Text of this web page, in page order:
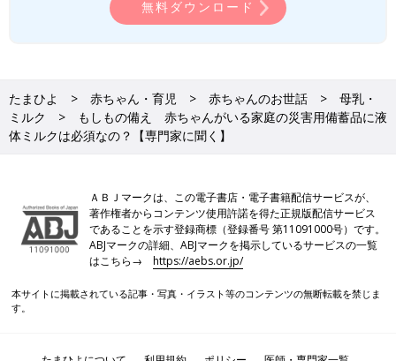
全災害対応! 子連れ防災BOOK 1223人の被災ママパパと作りまし
無料ダウンロード
たまひよ 赤ちゃん・育児 赤ちゃんのお世話
母乳・
ミルク
もしもの備え 赤ちゃんがいる家庭の災害用備蓄品に液
体ミルクは必須なの？【専門家に聞く】
ＡＢＪマークは、この電子書店・電子書籍配信サービスが、
著作権者からコンテンツ使用許諾を得た正規版配信サービス
であることを示す登録商標（登録番号 第11091000号）です。
ABJマークの詳細、ABJマークを掲示しているサービスの一覧
はこちら→https://aebs.or.jp/
本サイトに掲載されている記事・写真・イラスト等のコンテンツの無断転載を禁じま
す。